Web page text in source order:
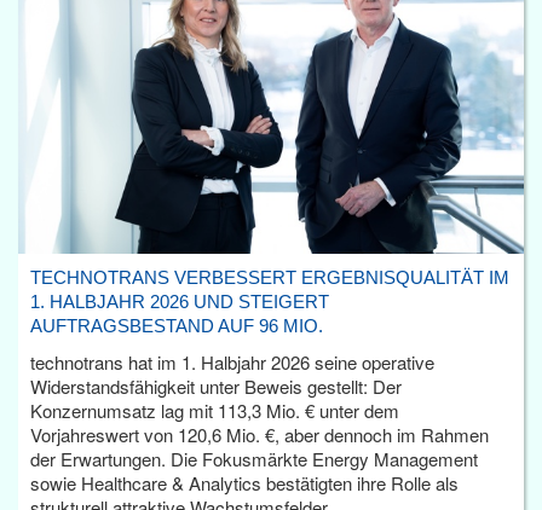
TECHNOTRANS VERBESSERT ERGEBNISQUALITÄT IM
1. HALBJAHR 2026 UND STEIGERT
AUFTRAGSBESTAND AUF 96 MIO.
technotrans hat im 1. Halbjahr 2026 seine operative
Widerstandsfähigkeit unter Beweis gestellt: Der
Konzernumsatz lag mit 113,3 Mio. € unter dem
Vorjahreswert von 120,6 Mio. €, aber dennoch im Rahmen
der Erwartungen. Die Fokusmärkte Energy Management
sowie Healthcare & Analytics bestätigten ihre Rolle als